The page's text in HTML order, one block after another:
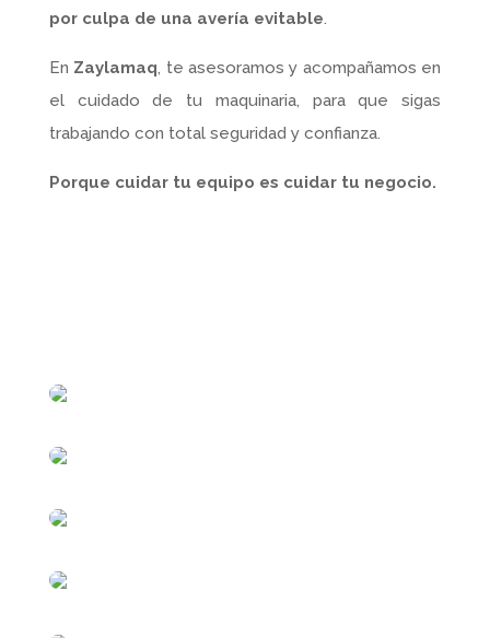
por culpa de una avería evitable.
En Zaylamaq, te asesoramos y acompañamos en
el cuidado de tu maquinaria, para que sigas
trabajando con total seguridad y confianza.
Porque cuidar tu equipo es cuidar tu negocio.